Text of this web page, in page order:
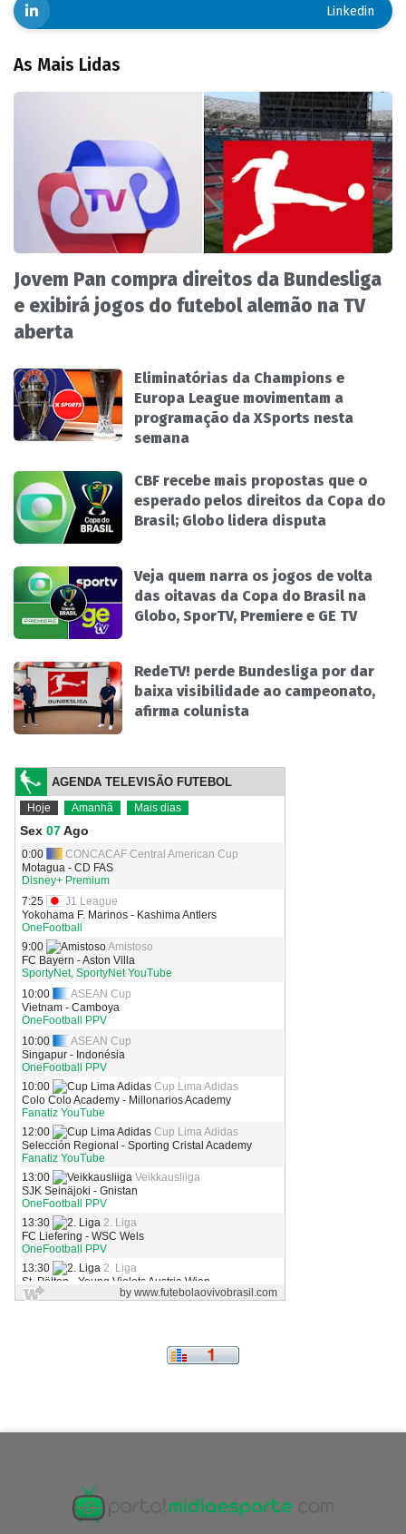
Linkedin
As Mais Lidas
Jovem Pan compra direitos da Bundesliga
e exibirá jogos do futebol alemão na TV
aberta
Eliminatórias da Champions e
Europa League movimentam a
programação da XSports nesta
semana
CBF recebe mais propostas que o
esperado pelos direitos da Copa do
Brasil; Globo lidera disputa
Veja quem narra os jogos de volta
das oitavas da Copa do Brasil na
Globo, SporTV, Premiere e GE TV
RedeTV! perde Bundesliga por dar
baixa visibilidade ao campeonato,
afirma colunista